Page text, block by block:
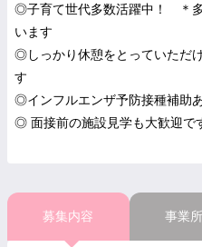
◎子育て世代多数活躍中！ ＊
います
◎しっかり休憩をとっていただ
す
◎インフルエンザ予防接種補助
◎ 面接前の施設見学も大歓迎で
募集内容 事業